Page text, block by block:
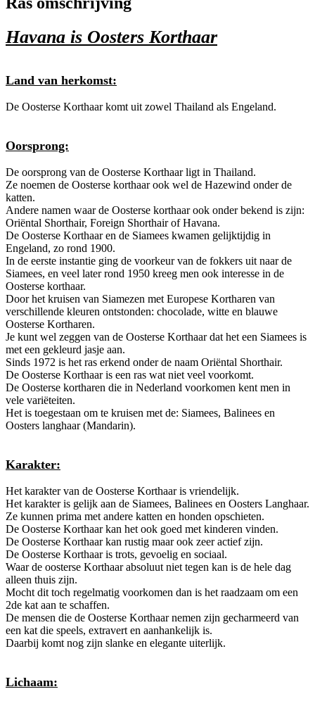
Havana is Oosters Korthaar
Land van herkomst:
De Oosterse Korthaar komt uit zowel Thailand als Engeland.
Oorsprong:
De oorsprong van de Oosterse Korthaar ligt in Thailand.
Ze noemen de Oosterse korthaar ook wel de Hazewind onder de
katten.
Andere namen waar de Oosterse korthaar ook onder bekend is zijn:
Oriëntal Shorthair, Foreign Shorthair of Havana.
De Oosterse Korthaar en de Siamees kwamen gelijktijdig in
Engeland, zo rond 1900.
In de eerste instantie ging de voorkeur van de fokkers uit naar de
Siamees, en veel later rond 1950 kreeg men ook interesse in de
Oosterse korthaar.
Door het kruisen van Siamezen met Europese Kortharen van
verschillende kleuren ontstonden: chocolade, witte en blauwe
Oosterse Kortharen.
Je kunt wel zeggen van de Oosterse Korthaar dat het een Siamees is
met een gekleurd jasje aan.
Sinds 1972 is het ras erkend onder de naam Oriëntal Shorthair.
De Oosterse Korthaar is een ras wat niet veel voorkomt.
De Oosterse kortharen die in Nederland voorkomen kent men in
vele variëteiten.
Het is toegestaan om te kruisen met de: Siamees, Balinees en
Oosters langhaar (Mandarin).
Karakter:
Het karakter van de Oosterse Korthaar is vriendelijk.
Het karakter is gelijk aan de Siamees, Balinees en Oosters Langhaar.
Ze kunnen prima met andere katten en honden opschieten.
De Oosterse Korthaar kan het ook goed met kinderen vinden.
De Oosterse Korthaar kan rustig maar ook zeer actief zijn.
De Oosterse Korthaar is trots, gevoelig en sociaal.
Waar de oosterse Korthaar absoluut niet tegen kan is de hele dag
alleen thuis zijn.
Mocht dit toch regelmatig voorkomen dan is het raadzaam om een
2de kat aan te schaffen.
De mensen die de Oosterse Korthaar nemen zijn gecharmeerd van
een kat die speels, extravert en aanhankelijk is.
Daarbij komt nog zijn slanke en elegante uiterlijk.
Lichaam: